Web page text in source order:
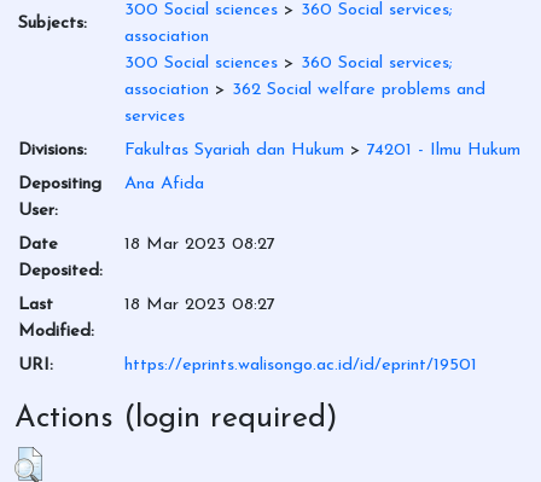
Subjects:
300 Social sciences > 360 Social services;
association
300 Social sciences > 360 Social services;
association > 362 Social welfare problems and
services
Divisions:
Fakultas Syariah dan Hukum > 74201 - Ilmu Hukum
Depositing
User:
Ana Afida
Date
Deposited:
18 Mar 2023 08:27
Last
Modified:
18 Mar 2023 08:27
URI: https://eprints.walisongo.ac.id/id/eprint/19501
Actions (login required)